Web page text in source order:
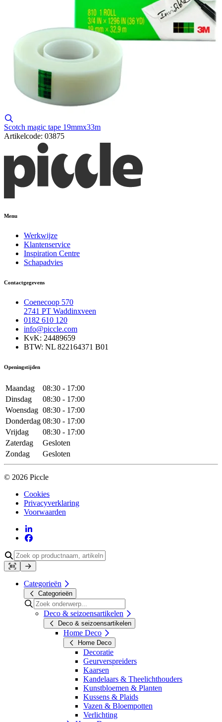
Scotch magic tape 19mmx33m
Artikelcode: 03875
Menu
Werkwijze
Klantenservice
Inspiration Centre
Schapadvies
Contactgegevens
Coenecoop 570
2741 PT Waddinxveen
0182 610 120
info@piccle.com
KvK: 24489659
BTW: NL 822164371 B01
Openingstijden
Maandag
08:30 - 17:00
Dinsdag
08:30 - 17:00
Woensdag 08:30 - 17:00
Donderdag 08:30 - 17:00
Vrijdag
08:30 - 17:00
Zaterdag
Gesloten
Zondag
Gesloten
© 2026 Piccle
Cookies
Privacyverklaring
Voorwaarden
Categorieën
Categorieën
Deco & seizoensartikelen
Deco & seizoensartikelen
Home Deco
Home Deco
Decoratie
Geurverspreiders
Kaarsen
Kandelaars & Theelichthouders
Kunstbloemen & Planten
Kussens & Plaids
Vazen & Bloempotten
Verlichting